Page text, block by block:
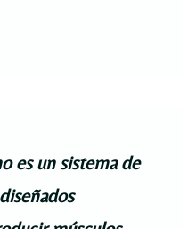
es un sistema de